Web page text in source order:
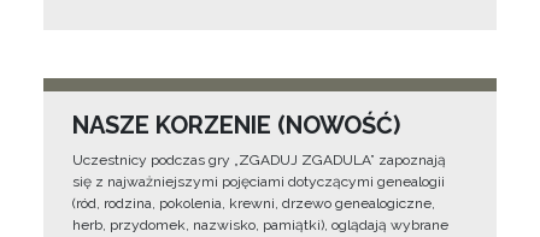
NASZE KORZENIE (NOWOŚĆ)
Uczestnicy podczas gry „ZGADUJ ZGADULA” zapoznają
się z najważniejszymi pojęciami dotyczącymi genealogii
(ród, rodzina, pokolenia, krewni, drzewo genealogiczne,
herb, przydomek, nazwisko, pamiątki), oglądają wybrane